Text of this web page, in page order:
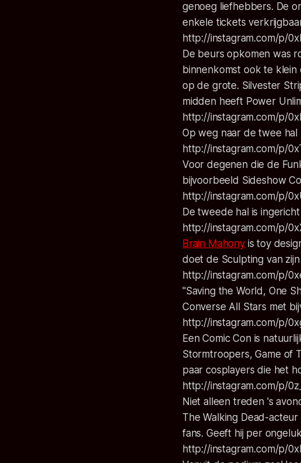
genoeg liefhebbers. De
enkele tickets
http://instagram.com/p/
De beurs opkomen was
binnenkomst ook te
op de grote. Silvester
midden heeft Power
http://instagram.com/p/
Op weg naar de twee
http://instagram.com/p/
Voor degenen die de
bijvoorbeeld Sideshow
http://instagram.com/p/
De tweede hal is
http://instagram.com/p/
Brain Mahonyis toy
doet de Sculpting van
http://instagram.com/p/
"Saving the World, One
Converse All Stars met
http://instagram.com/p/
Een Comic Con is
Stormtroopers, Game of
paar cosplayers die het
http://instagram.com/p/
Niet alleen treden 's
The Walking Dead-
fans. Geeft hij per
http://instagram.com/p/